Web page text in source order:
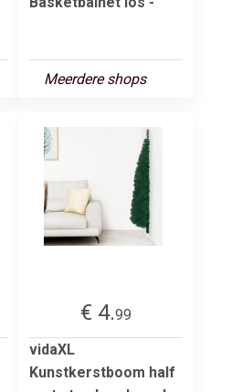
Meerdere shops
€ 4.99
vidaXL
Kunstkerstboom half